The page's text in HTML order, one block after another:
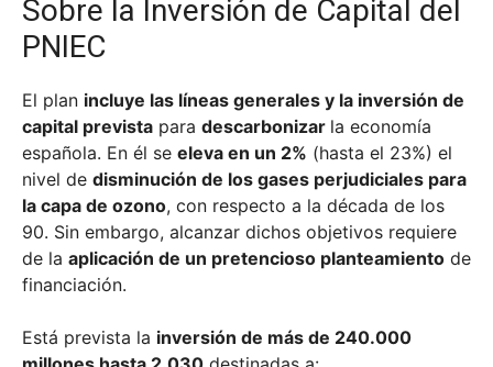
Sobre la Inversión de Capital del
PNIEC
El plan incluye las líneas generales y la inversión de
capital prevista para descarbonizar la economía
española. En él se eleva en un 2% (hasta el 23%) el
nivel de disminución de los gases perjudiciales para
la capa de ozono, con respecto a la década de los
90. Sin embargo, alcanzar dichos objetivos requiere
de la aplicación de un pretencioso planteamiento de
financiación.
Está prevista la inversión de más de 240.000